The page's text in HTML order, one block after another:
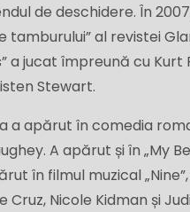
de deschidere. În
tamburului” al revistei
a jucat împreună cu Kurt
Stewart.
a apărut în comedia
A apărut și în „My
în filmul muzical
Cruz, Nicole Kidman și